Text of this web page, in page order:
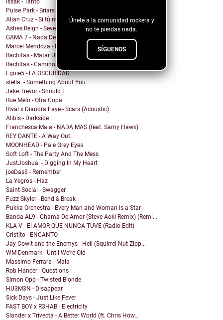
Únete a la comunidad rockera y
no te pierdas nada.
SÍGUENOS
Issak - Tanto
Pulse Park - Briars
Alian Cruz - Si tú me dejas
Ashes Reign - Sever
GAMA 7 - Nada Debe, Nada Teme
Marcel Mendoza - El Sueño
Bachitas - Matar Un Ruiseñor
Bachitas - Caminos Moribundos Del Falso Sueño Amer...
Eguie5 - LA OSCURIDAD
stella. - Something About You
Jake Trevor - Should I
Rue Melo - Otra Copa
Rival x Diandra Faye - Scars (Acoustic)
Alibis - Darkside
Franchesca Maia - NADA MAS (feat. Samy Hawk)
REY DANTE - A Way Out
MOONHEAD - Pale Grey Eyes
Soft Loft - The Party And The Mess
JustJoshua. - Digging In My Heart
joeDas$ - Remember
La Yegros - Haz
Saint Social - Swagger
Fuzz Skyler - Bend & Break
Pukka Orchestra - Every Man and Woman is a Star
Banda AL9 - Chama De Amor (Steve Aoki Remix) (Remi...
KLA-V - El AMOR QUE NUNCA TUVE (Radio Edit)
Cristito - ENCANTO
Jay Cowit and the Enemys - Hell (Squirrel Nut Zipp...
WM Denmark - Until We're Old
Massimo Ferrara - Mala
Rob Hancer - Questions
Simon Opp - Twisted Blonde
HU3M3N - Disappear
Sick-Days - Just Like Fever
FAST BOY x R3HAB - Electricity
Slander x Trivecta - A Better World (ft. Chris How...